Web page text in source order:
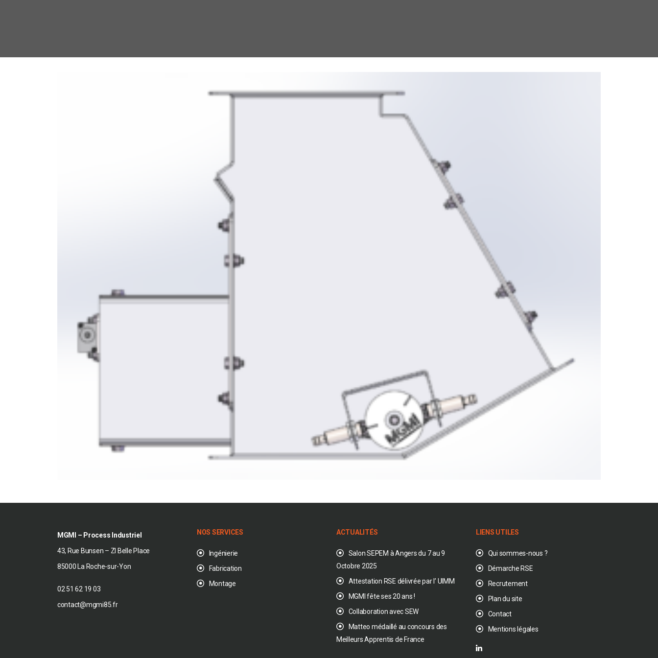
MGMI – Process Industriel
43, Rue Bunsen – ZI Belle Place
85000 La Roche-sur-Yon
02 51 62 19 03
contact@mgmi85.fr
NOS SERVICES
Ingénierie
Fabrication
Montage
ACTUALITÉS
Salon SEPEM à Angers du 7 au 9
Octobre 2025
Attestation RSE délivrée par l’ UIMM
MGMI fête ses 20 ans !
Collaboration avec SEW
Matteo médaillé au concours des
Meilleurs Apprentis de France
LIENS UTILES
Qui sommes-nous ?
Démarche RSE
Recrutement
Plan du site
Contact
Mentions légales